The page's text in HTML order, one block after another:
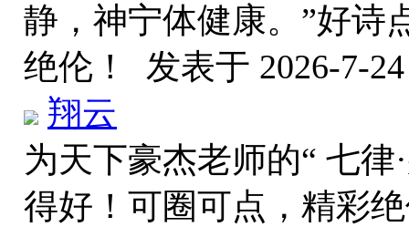
静，神宁体健康。”好诗
绝伦！ 发表于 2026-7-
翔云
为天下豪杰老师的“ 七
得好！可圈可点，精彩